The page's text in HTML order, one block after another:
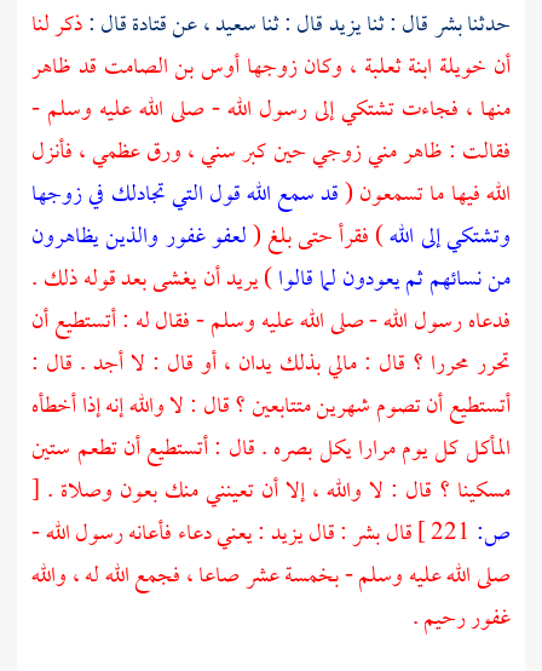
حدثنابشرقال : ثنايزيدقال : ثناسعيد، عنقتادةقال :ذكر لنا
أن خويلة ابنة ثعلبة ، وكان زوجهاأوس بن الصامت قد ظاهر
منها ، فجاءت تشتكي إلى رسول الله - صلى الله عليه وسلم -
فقالت : ظاهر مني زوجي حين كبر سني ، ورق عظمي ، فأنزل
الله فيها ما تسمعون (قد سمع الله قول التي تجادلك في زوجها
وتشتكي إلى الله) فقرأ حتى بلغ (لعفو غفور والذين يظاهرون
من نسائهم ثم يعودون لما قالوا) يريد أن يغشى بعد قوله ذلك .
فدعاه رسول الله - صلى الله عليه وسلم - فقال له : أتستطيع أن
تحرر محررا ؟ قال : مالي بذلك يدان ، أو قال : لا أجد . قال :
أتستطيع أن تصوم شهرين متتابعين ؟ قال : لا والله إنه إذا أخطأه
المأكل كل يوم مرارا يكل بصره . قال : أتستطيع أن تطعم ستين
مسكينا ؟ قال : لا والله ، إلا أن تعينني منك بعون وصلاة . [
ص:
قالبشر: قاليزيد: يعني دعاء فأعانه رسول الله -
صلى الله عليه وسلم - بخمسة عشر صاعا ، فجمع الله له ، والله
غفور رحيم .